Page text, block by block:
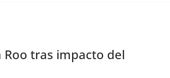
tras impacto del